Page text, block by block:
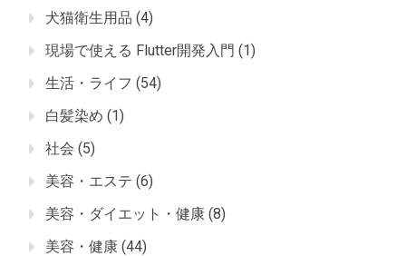
犬猫衛生用品 (4)
現場で使える Flutter開発入門 (1)
生活・ライフ (54)
白髪染め (1)
社会 (5)
美容・エステ (6)
美容・ダイエット・健康 (8)
美容・健康 (44)